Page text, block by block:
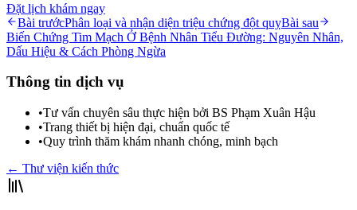
Đặt lịch khám ngay
Bài trướcPhân loại và nhận diện triệu chứng đột quỵBài sau
Biến Chứng Tim Mạch Ở Bệnh Nhân Tiểu Đường: Nguyên Nhân,
Dấu Hiệu & Cách Phòng Ngừa
Thông tin dịch vụ
•Tư vấn chuyên sâu thực hiện bởi BS Phạm Xuân Hậu
•Trang thiết bị hiện đại, chuẩn quốc tế
•Quy trình thăm khám nhanh chóng, minh bạch
← Thư viện kiến thức